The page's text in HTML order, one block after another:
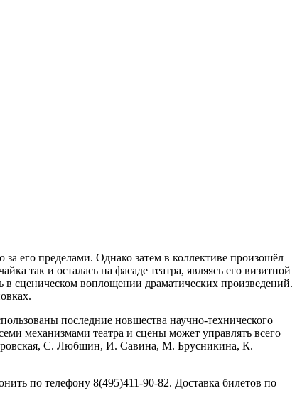
его пределами. Однако затем в коллективе произошёл
так и осталась на фасаде театра, являясь его визитной
в сценическом воплощении драматических произведений.
последние новшества научно-технического
механизмами театра и сцены может управлять всего
С. Любшин, И. Савина, М. Брусникина, К.
по телефону 8(495)411-90-82. Доставка билетов по